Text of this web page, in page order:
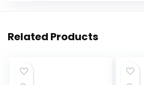
Related Products